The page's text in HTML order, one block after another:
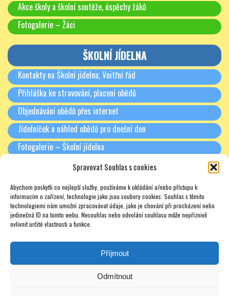
Spravovat Souhlas s cookies
Abychom poskytli co nejlepší služby, používáme k ukládání a/nebo přístupu k
informacím o zařízení, technologie jako jsou soubory cookies. Souhlas s těmito
technologiemi nám umožní zpracovávat údaje, jako je chování při procházení nebo
jedinečná ID na tomto webu. Nesouhlas nebo odvolání souhlasu může nepříznivě
ovlivnit určité vlastnosti a funkce.
Příjmout
Odmítnout
Akce školy a školní soutěže, úspěchy žáků
Fotogalerie – Žáci
ŠKOLNÍ JÍDELNA
Kontakty na Školní jídelnu, Vnitřní řád
Přihláška ke stravování, placení obědů
Objednávání obědů přes internet
Jídelníček a náhled obědů pro dnešní den
Fotogalerie – Školní jídelna
Třídní schůzky + Spolek rodičů (dříve SRPŠ)
Rada školy
Soukromé doučování – zajímavé odkazy – nabídky – texty